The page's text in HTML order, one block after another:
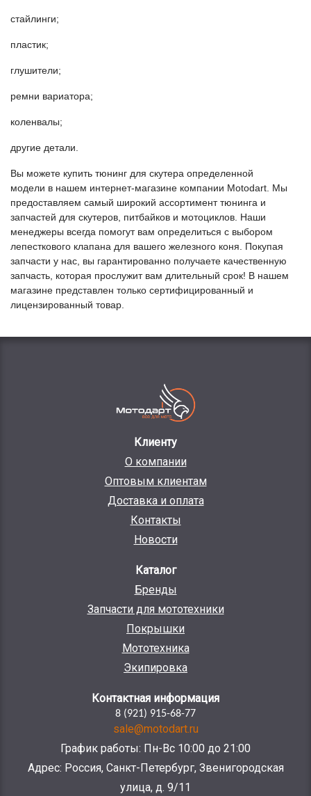
стайлинги;
пластик;
глушители;
ремни вариатора;
коленвалы;
другие детали.
Вы можете купить тюнинг для скутера определенной
модели в нашем интернет-магазине компании Motodart. Мы
предоставляем самый широкий ассортимент тюнинга и
запчастей для скутеров, питбайков и мотоциклов. Наши
менеджеры всегда помогут вам определиться с выбором
лепесткового клапана для вашего железного коня. Покупая
запчасти у нас, вы гарантированно получаете качественную
запчасть, которая прослужит вам длительный срок! В нашем
магазине представлен только сертифицированный и
лицензированный товар.
Клиенту
О компании
Оптовым клиентам
Доставка и оплата
Контакты
Новости
Каталог
Бренды
Запчасти для мототехники
Покрышки
Мототехника
Экипировка
Контактная информация
8 (921) 915-68-77
sale@motodart.ru
График работы: Пн-Вс 10:00 до 21:00
Адрес: Россия, Санкт-Петербург, Звенигородская
улица, д. 9/11